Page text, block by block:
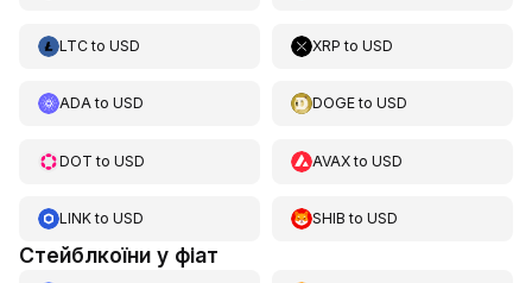
LTCto USD XRP toUSD
ADAto USD DOGEtoUSD
DOT to USD AVAXtoUSD
LINKto USD SHIB toUSD
Стейблкоїни у фіат